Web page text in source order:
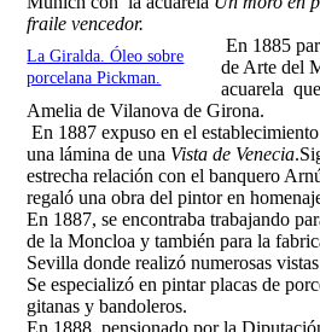
fraile vencedor.
La Giralda. Óleo sobre
porcelana Pickman.
En 1885
de Arte del
acuarela
Amelia de Vilanova de Girona.
En 1887 expuso en el
una lámina de una Vista de Venecia
estrecha relación con el banquero
regaló una obra del pintor en
En 1887, se encontraba trabajando
de la Moncloa y también para la
Sevilla donde realizó numerosas
Se especializó en pintar placas de
gitanas y bandoleros.